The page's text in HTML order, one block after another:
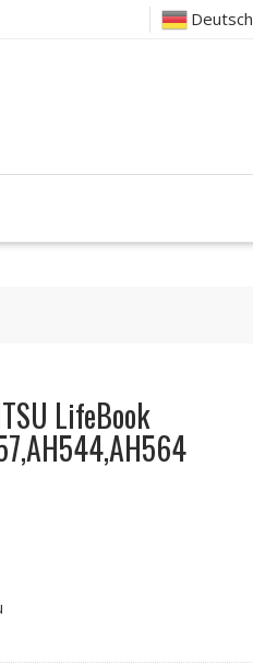
Deutsch
LifeBook